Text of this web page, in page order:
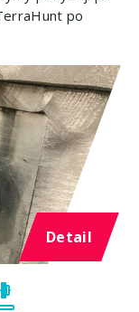
po
Detail